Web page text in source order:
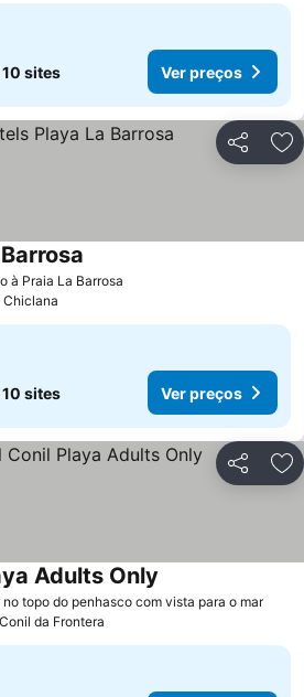
10 sites Ver preços
Partilhar
à Praia La Barrosa
Chiclana
10 sites Ver preços
Partilhar
topo do penhasco com vista para o mar
Adults Only
Conil da Frontera